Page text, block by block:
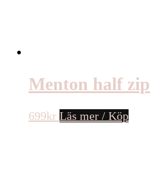
Menton half zip
699kr Läs mer / Köp